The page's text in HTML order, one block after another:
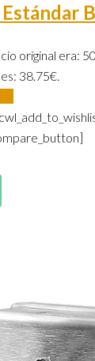
original era:
38.75€.